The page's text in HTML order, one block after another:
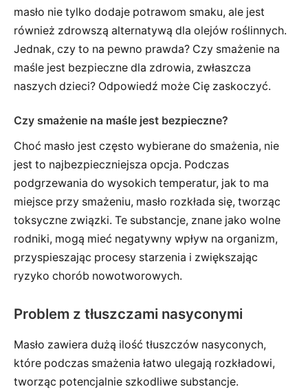
masło nie tylko dodaje potrawom smaku, ale jest
również zdrowszą alternatywą dla olejów roślinnych.
Jednak, czy to na pewno prawda? Czy smażenie na
maśle jest bezpieczne dla zdrowia, zwłaszcza
naszych dzieci? Odpowiedź może Cię zaskoczyć.
Czy smażenie na maśle jest bezpieczne?
Choć masło jest często wybierane do smażenia, nie
jest to najbezpieczniejsza opcja. Podczas
podgrzewania do wysokich temperatur, jak to ma
miejsce przy smażeniu, masło rozkłada się, tworząc
toksyczne związki. Te substancje, znane jako wolne
rodniki, mogą mieć negatywny wpływ na organizm,
przyspieszając procesy starzenia i zwiększając
ryzyko chorób nowotworowych.
Problem z tłuszczami nasyconymi
Masło zawiera dużą ilość tłuszczów nasyconych,
które podczas smażenia łatwo ulegają rozkładowi,
tworząc potencjalnie szkodliwe substancje.